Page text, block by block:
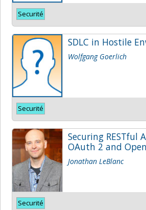
Securité
SDLC in Hostile
Wolfgang Goerlich
Securité
Securing RESTful
OAuth 2 and
Jonathan LeBlanc
Securité